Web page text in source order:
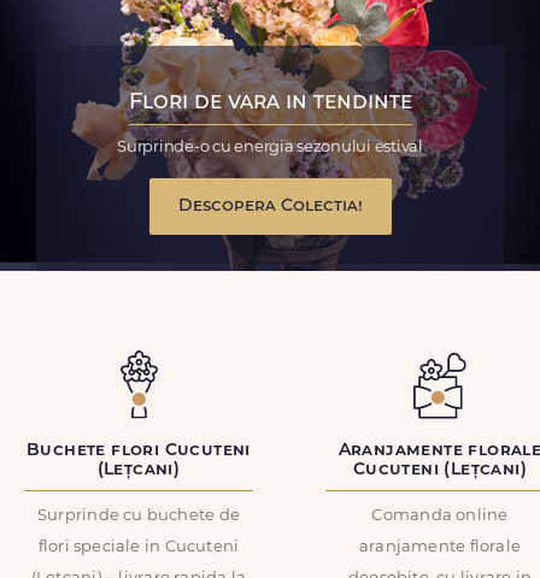
Flori de vara in tendinte
Surprinde-o cu energia sezonului estival
Descopera Colectia!
Buchete flori Cucuteni
(Lețcani)
Surprinde cu buchete de
flori speciale in Cucuteni
Aranjamente
Cucuteni (Lețcani)
Comanda online
aranjamente florale